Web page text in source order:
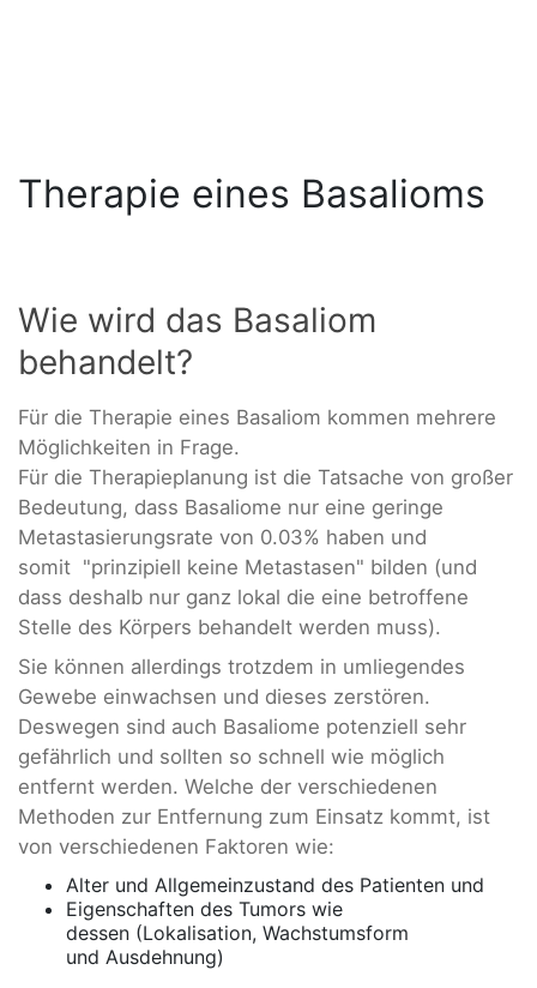
Therapie eines Basalioms
Wie wird das Basaliom
behandelt?
Für die Therapie eines Basaliom kommen mehrere
Möglichkeiten in Frage.
Für die Therapieplanung ist die Tatsache von großer
Bedeutung, dass Basaliome nur eine geringe
Metastasierungsrate von 0.03% haben und
somit "prinzipiell keine Metastasen" bilden (und
dass deshalb nur ganz lokal die eine betroffene
Stelle des Körpers behandelt werden muss).
Sie können allerdings trotzdem in umliegendes
Gewebe einwachsen und dieses zerstören.
Deswegen sind auch Basaliome potenziell sehr
gefährlich und sollten so schnell wie möglich
entfernt werden. Welche der verschiedenen
Methoden zur Entfernung zum Einsatz kommt, ist
von verschiedenen Faktoren wie:
Alter und Allgemeinzustand des Patienten und
Eigenschaften des Tumors wie
dessen (Lokalisation, Wachstumsform
und Ausdehnung)